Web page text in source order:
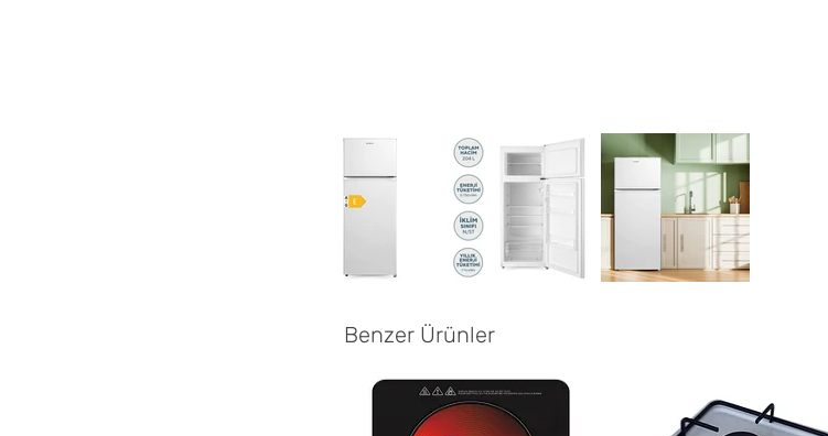
Benzer Ürünler